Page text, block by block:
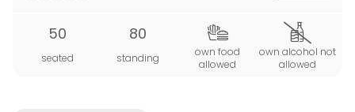
50
seated
80
standing
own food
allowed
own alcohol not
allowed